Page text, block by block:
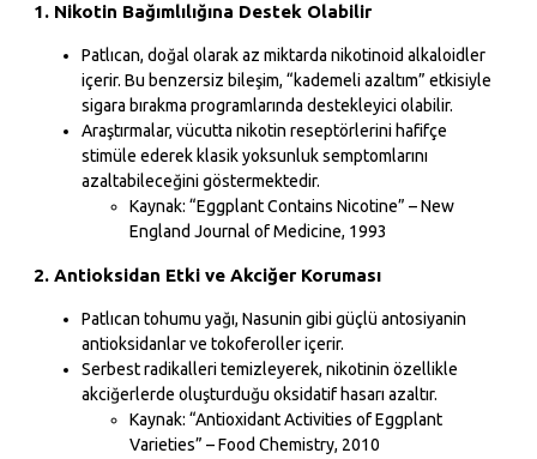
1. Nikotin Bağımlılığına Destek Olabilir
Patlıcan, doğal olarak az miktarda nikotinoid alkaloidler
içerir. Bu benzersiz bileşim, “kademeli azaltım” etkisiyle
sigara bırakma programlarında destekleyici olabilir.
Araştırmalar, vücutta nikotin reseptörlerini hafifçe
stimüle ederek klasik yoksunluk semptomlarını
azaltabileceğini göstermektedir.
Kaynak: “Eggplant Contains Nicotine” – New
England Journal of Medicine, 1993
2. Antioksidan Etki ve Akciğer Koruması
Patlıcan tohumu yağı, Nasunin gibi güçlü antosiyanin
antioksidanlar ve tokoferoller içerir.
Serbest radikalleri temizleyerek, nikotinin özellikle
akciğerlerde oluşturduğu oksidatif hasarı azaltır.
Kaynak: “Antioxidant Activities of Eggplant
Varieties” – Food Chemistry, 2010